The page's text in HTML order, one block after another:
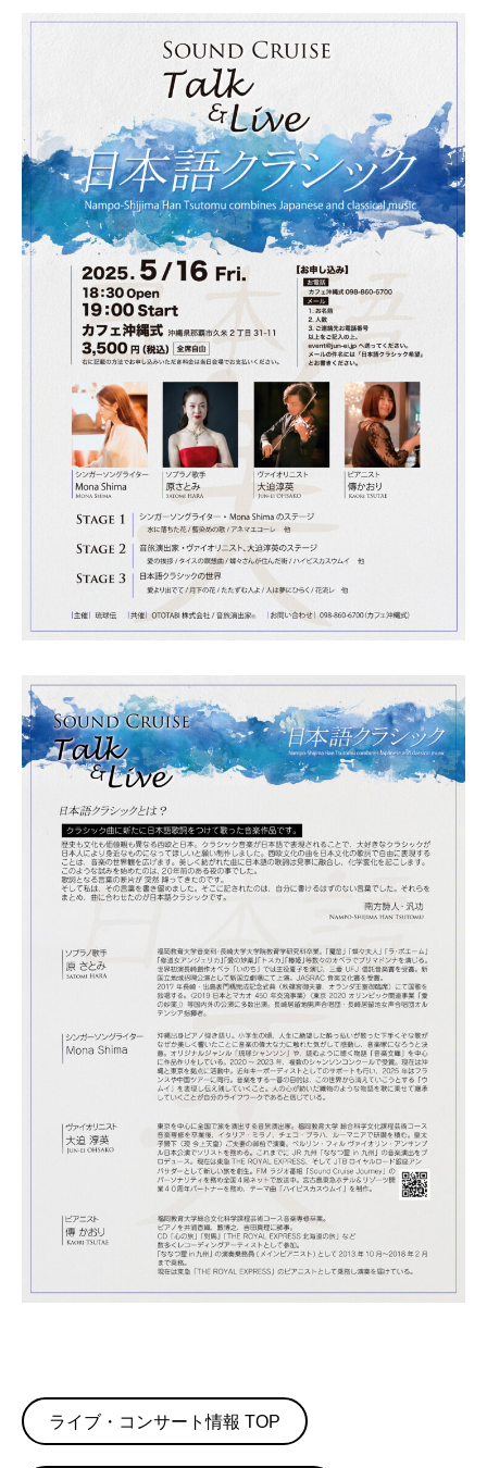
ライブ・コンサート情報 TOP